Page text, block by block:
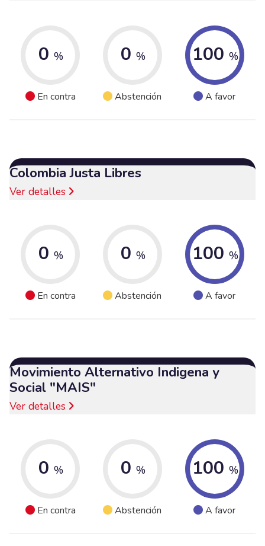
0 %
En contra
0 %
Abstención
100 %
A favor
Colombia Justa Libres
Ver detalles
0 %
En contra
0 %
Abstención
100 %
A favor
Movimiento Alternativo Indigena y
Social "MAIS"
Ver detalles
0 %
En contra
0 %
Abstención
100 %
A favor